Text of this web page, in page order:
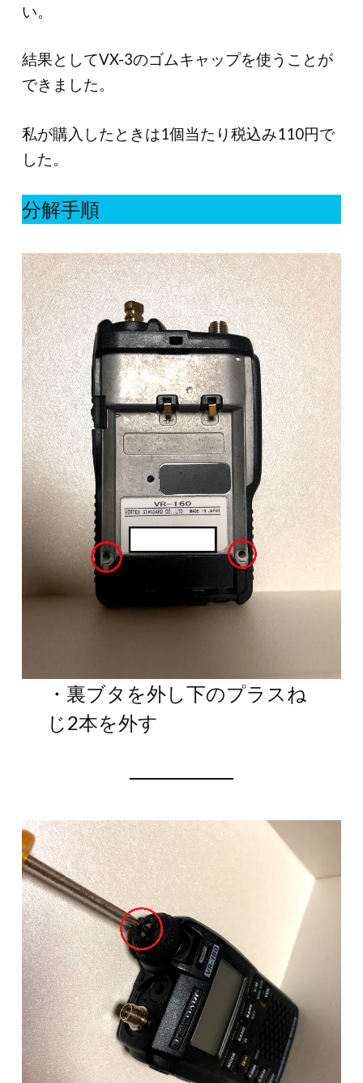
い。
結果としてVX-3のゴムキャップを使うことが
できました。
私が購入したときは1個当たり税込み110円で
した。
分解手順
・裏ブタを外し下のプラスね
じ2本を外す